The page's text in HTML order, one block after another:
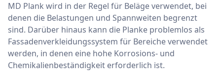
MD Plank wird in der Regel für Beläge verwendet, bei
denen die Belastungen und Spannweiten begrenzt
sind. Darüber hinaus kann die Planke problemlos als
Fassadenverkleidungssystem für Bereiche verwendet
werden, in denen eine hohe Korrosions- und
Chemikalienbeständigkeit erforderlich ist.